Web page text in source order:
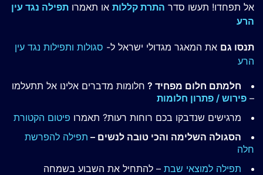
אל תפחדו! תעשו סדר התרת קללות או תאמרו תפילה נגד עין
הרע
תנסו גם את המאגר מגדולי ישראל ל- סגולות ותפילות נגד עין
הרע
חלמתם חלום מפחיד ? חלומות מדברים אלינו אל תתעלמו
– פירוש / פתרון חלומות
מרגישים שנדבקו בכם רוחות רעות? תאמרו פיטום הקטורת
הסגולה השלימה והכי טובה לנשים – תפילה להפרשת
חלה
תפילה למוצאי שבת – להתחיל את השבוע בשמחה